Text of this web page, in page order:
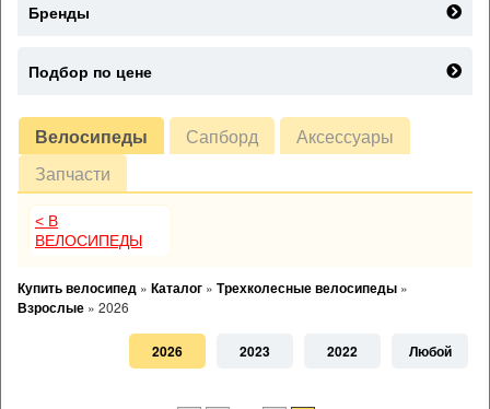
Велосипеды Сапборд
Аксессуары
Запчасти
< В
ВЕЛОСИПЕДЫ
Купить велосипед » Каталог » Трехколесные велосипеды »
Взрослые » 2026
2026 2023 2022 Любой
Бренды
Подбор по цене